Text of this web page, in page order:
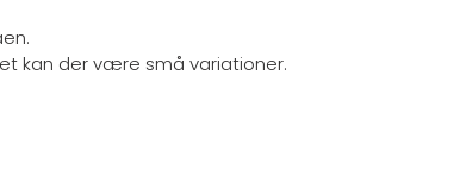
kan der være små variationer.